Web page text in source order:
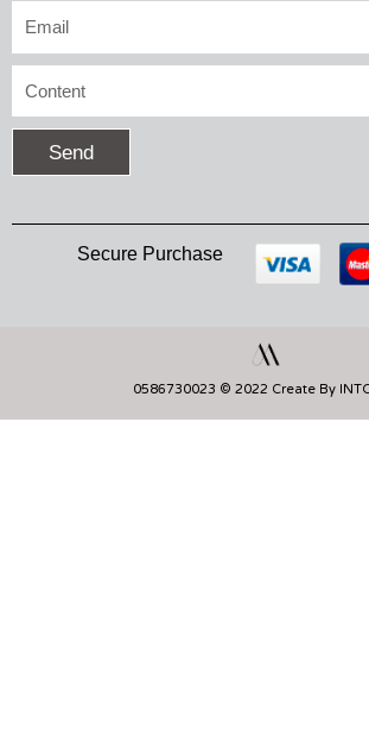
P
P
O
K
R
A
Send
Secure Purchase
0586730023 © 2022 Create By